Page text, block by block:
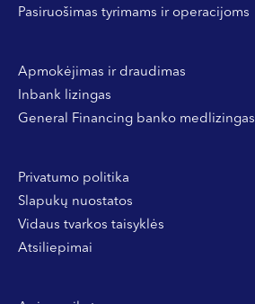
Pasiruošimas tyrimams ir operacijoms
Apmokėjimas ir draudimas
Inbank lizingas
General Financing banko medlizingas
Privatumo politika
Slapukų nuostatos
Vidaus tvarkos taisyklės
Atsiliepimai